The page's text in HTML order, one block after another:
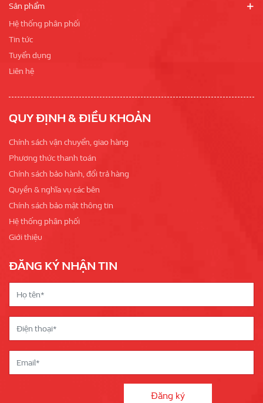
Sản phẩm
Hệ thống phân phối
Tin tức
Tuyển dụng
Liên hệ
QUY ĐỊNH & ĐIỀU KHOẢN
Chính sách vận chuyển, giao hàng
Phương thức thanh toán
Chính sách bảo hành, đổi trả hàng
Quyền & nghĩa vụ các bên
Chính sách bảo mật thông tin
Hệ thống phân phối
Giới thiệu
ĐĂNG KÝ NHẬN TIN